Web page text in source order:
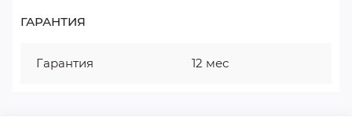
ГАРАНТИЯ
Гарантия 12 мес